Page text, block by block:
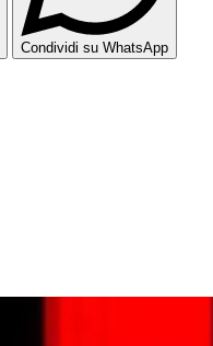
Condividi su WhatsApp